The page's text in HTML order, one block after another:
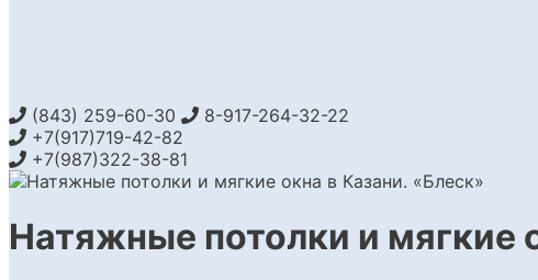
(843) 259-60-30
8-917-264-32-22
+7(917)719-42-82
+7(987)322-38-81
Натяжные потолки и мягкие